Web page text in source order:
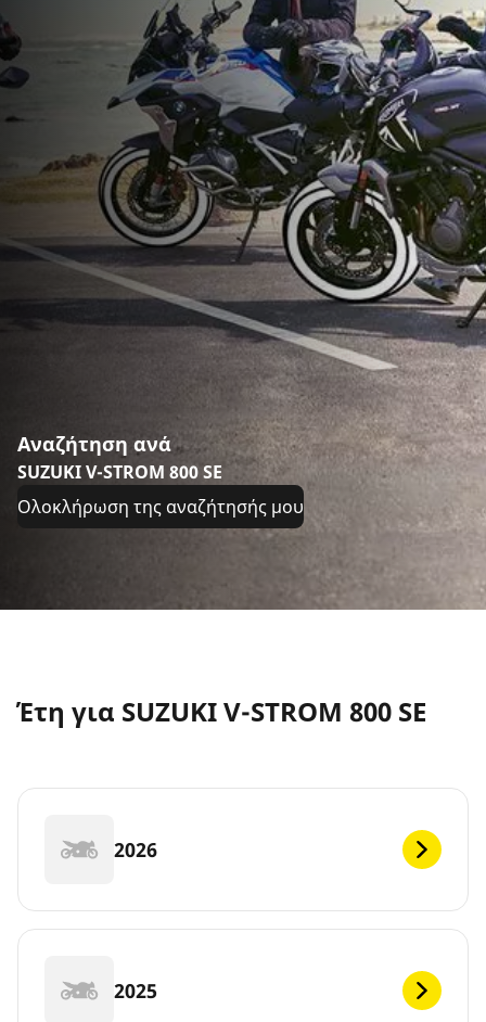
Αναζήτηση ανά
SUZUKI V-STROM 800 SE
Ολοκλήρωση της αναζήτησής μου
Έτη για SUZUKI V-STROM 800 SE
2026
2025